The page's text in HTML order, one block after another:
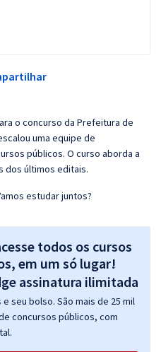
o concurso da Prefeitura de
uma equipe de
públicos. O curso aborda a
dos últimos editais.
estudar juntos?
todos os cursos
em um só lugar!
seu bolso. São mais de 25 mil
concursos públicos, com